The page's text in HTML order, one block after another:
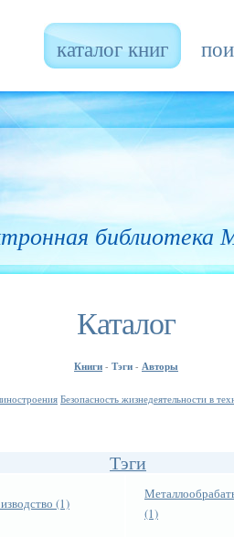
каталог книг
Каталог
Книги - Тэги - Авторы
Безопасность жизнедеятельности в
Тэги
(1)
(1)